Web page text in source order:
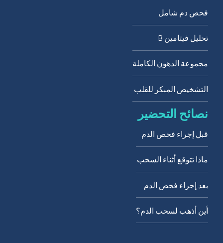
فحص دم شامل
تحليل فيتامين B
مجموعة الدهون الكاملة
التشخيص المبكر للقلب
نصائح التحضير
قبل إجراء فحص الدم
ماذا تتوقع أثناء السحب
بعد إجراء فحص الدم
أين أذهب لسحب الدم؟